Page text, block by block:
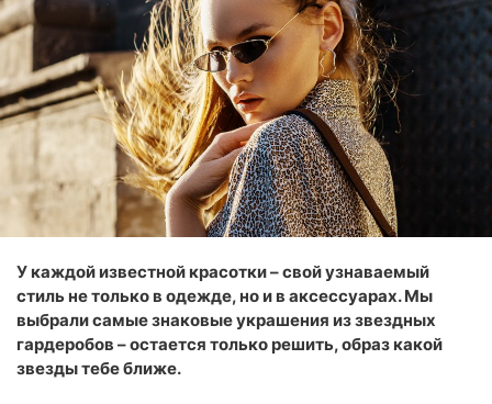
У каждой известной красотки – свой узнаваемый
стиль не только в одежде, но и в аксессуарах. Мы
выбрали самые знаковые украшения из звездных
гардеробов – остается только решить, образ какой
звезды тебе ближе.